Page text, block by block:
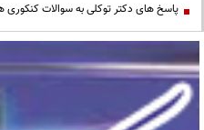
پاسخ های دکتر توکلی به سوالات کنکوری